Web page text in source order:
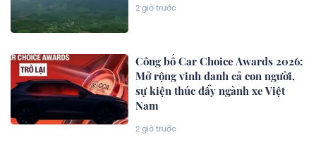
2 giờ trước
Công bố Car Choice Awards 2026:
Mở rộng vinh danh cả con người,
sự kiện thúc đẩy ngành xe Việt
Nam
2 giờ trước